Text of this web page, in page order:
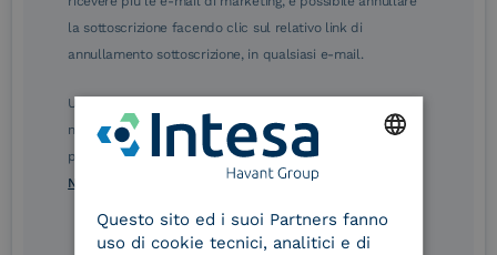
eIDAS Qualified Trust
Service Provider
eIDAS Qualified Trust
Service Provider for
Remote Qualified
Seal Creation
la sottoscrizione facendo clic sul relativo link di
annullamento sottoscrizione, in qualsiasi e-mail.
Ulteriori informazioni sulle procedure sono disponibili
nelle Norme di tutela della privacy INTESA. Inoltrando il
presente modulo, dichiaro di aver letto e compreso le
Norme di tutela della privacy INTESA .
ITALIAN
Questo sito ed i suoi Partners fanno
uso di cookie tecnici, analitici e di